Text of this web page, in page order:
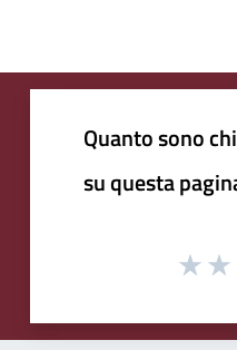
Quanto sono
su questa